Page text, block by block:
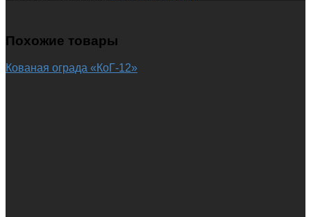
Похожие товары
Кованая ограда «КоГ-12»